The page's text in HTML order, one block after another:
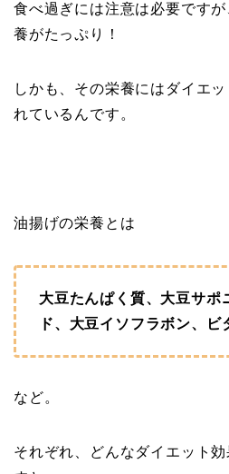
食べ過ぎには注意は必要です
養がたっぷり！
しかも、その栄養にはダイエ
れているんです。
油揚げの栄養とは
大豆たんぱく質、大豆サポ
ド、大豆イソフラボン、
など。
それぞれ、どんなダイエット